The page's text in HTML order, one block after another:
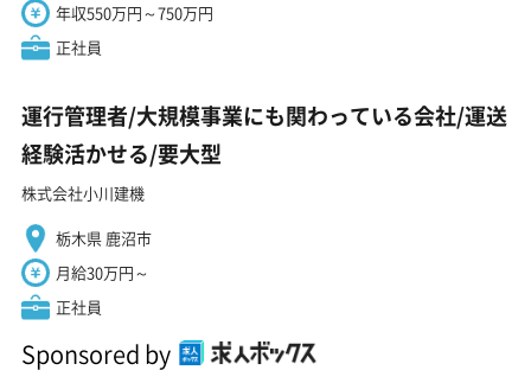
年収550万円～750万円
正社員
運行管理者/大規模事業にも関わっている会社/運送
経験活かせる/要大型
株式会社小川建機
栃木県 鹿沼市
月給30万円～
正社員
Sponsored by